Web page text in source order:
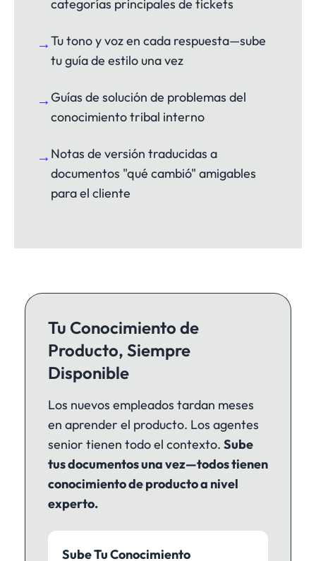
categorías principales de tickets
→Tu tono y voz en cada respuesta—sube
tu guía de estilo una vez
→Guías de solución de problemas del
conocimiento tribal interno
→ Notas de versión traducidas a
documentos "qué cambió" amigables
para el cliente
Tu Conocimiento de
Producto, Siempre
Disponible
Los nuevos empleados tardan meses
en aprender el producto. Los agentes
senior tienen todo el contexto. Sube
tus documentos una vez—todos tienen
conocimiento de producto a nivel
experto.
Sube Tu Conocimiento